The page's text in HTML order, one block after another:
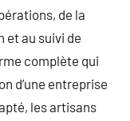
de la
et au suivi de
complète qui
d’une entreprise
les artisans